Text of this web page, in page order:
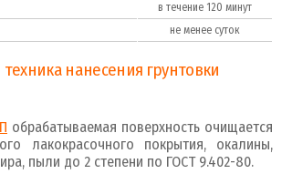
в течение 120 минут
не менее суток
нанесения грунтовки
обрабатываемая поверхность очищается
лакокрасочного покрытия, окалины,
пыли до 2 степени по ГОСТ 9.402-80.